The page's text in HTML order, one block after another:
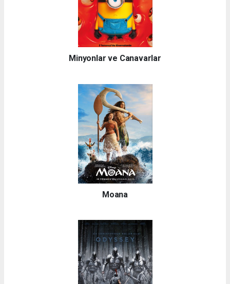
Minyonlar ve Canavarlar
Moana